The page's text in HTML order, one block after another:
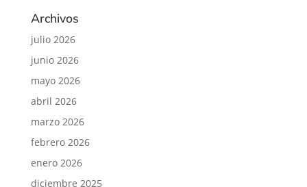
Archivos
julio 2026
junio 2026
mayo 2026
abril 2026
marzo 2026
febrero 2026
enero 2026
diciembre 2025